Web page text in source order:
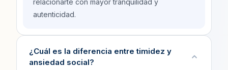
relacionarte con mayor tranquilidad y
autenticidad.
¿Cuál es la diferencia entre timidez y
ansiedad social?